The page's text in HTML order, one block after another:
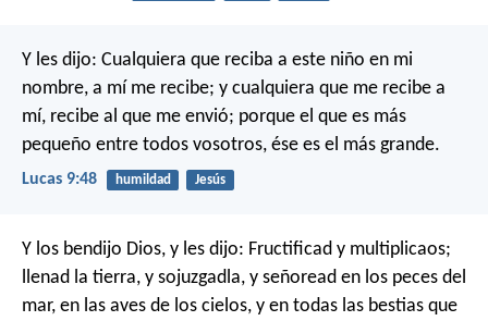
Y les dijo: Cualquiera que reciba a este niño en mi
nombre, a mí me recibe; y cualquiera que me recibe a
mí, recibe al que me envió; porque el que es más
pequeño entre todos vosotros, ése es el más grande.
Lucas 9:48 humildad Jesús
Y los bendijo Dios, y les dijo: Fructificad y multiplicaos;
llenad la tierra, y sojuzgadla, y señoread en los peces del
mar, en las aves de los cielos, y en todas las bestias que